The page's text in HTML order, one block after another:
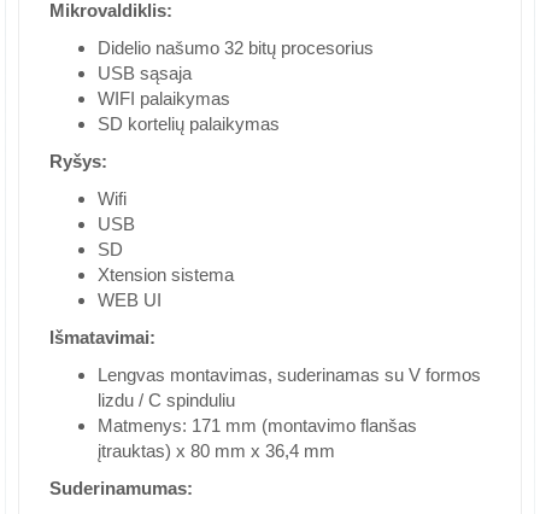
Mikrovaldiklis:
Didelio našumo 32 bitų procesorius
USB sąsaja
WIFI palaikymas
SD kortelių palaikymas
Ryšys:
Wifi
USB
SD
Xtension sistema
WEB UI
Išmatavimai:
Lengvas montavimas, suderinamas su V formos
lizdu / C spinduliu
Matmenys: 171 mm (montavimo flanšas
įtrauktas) x 80 mm x 36,4 mm
Suderinamumas: